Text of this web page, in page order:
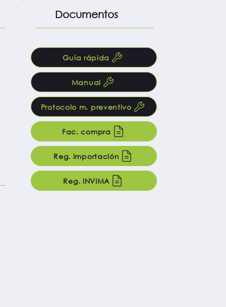
Documentos
Guía rápida
Manual
Protocolo m. preventivo
Fac. compra
Reg. importación
Reg. INVIMA